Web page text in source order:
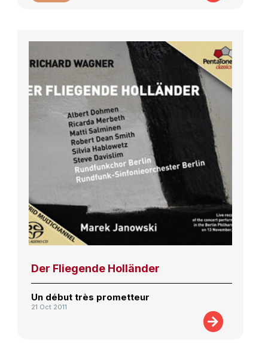
Der Fliegende Holländer
Un début très prometteur
21 Oct 2011